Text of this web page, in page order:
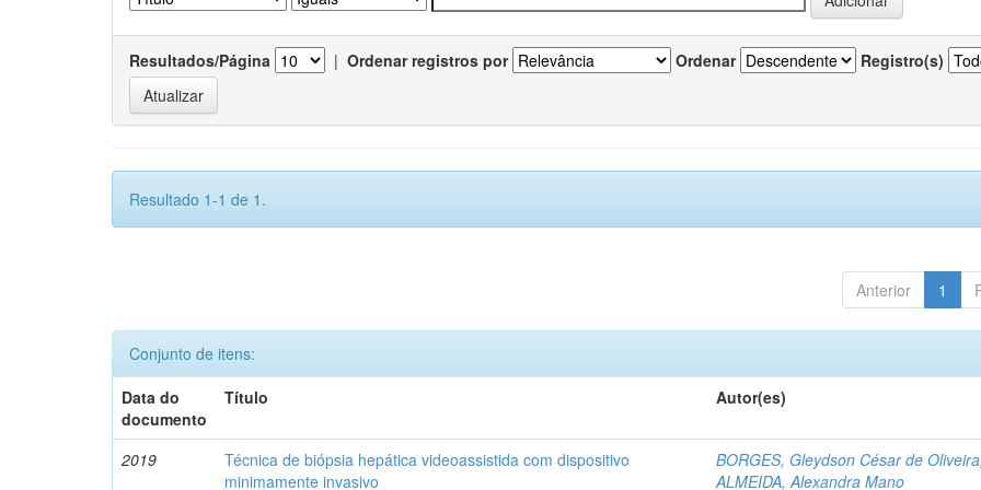
Resultados/Página | Ordenar registros por Ordenar Registro(s)
Resultado 1-1 de 1.
Anterior 1
Conjunto de itens:
Data do
documento
Título Autor(es)
2019
Técnica de biópsia hepática videoassistida com dispositivo
minimamente invasivo
BORGES, Gleydson César de Oliveira
ALMEIDA, Alexandra Mano